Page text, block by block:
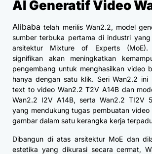
AI Generatif Video
Alibaba telah merilis Wan2.2, model
sumber terbuka pertama di industri
arsitektur Mixture of Experts (MoE).
signifikan akan meningkatkan
pengembang untuk menghasilkan video
hanya dengan satu klik. Seri Wan2.2 ini
text to video Wan2.2 T2V A14B dan
Wan2.2 I2V A14B, serta Wan2.2 TI2V
yang mendukung tugas pembuatan
gambar dalam satu kerangka kerja
Dibangun di atas arsitektur MoE dan
estetika yang dikurasi secara cermat,